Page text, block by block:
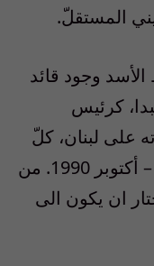
المستقلّ.
وجود قائد
كرئيس
على لبنان، كلّ
لبنان ابتداء من 13 تشرين الاوّل – أكتوبر 1990. من
ان يكون الى